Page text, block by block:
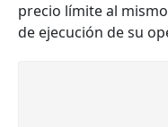
precio límite al
de ejecución de su